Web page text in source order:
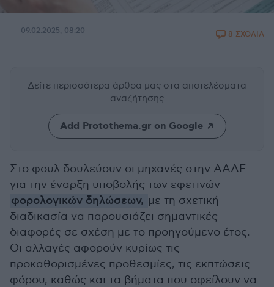
09.02.2025, 08:20 8 ΣΧΟΛΙΑ
Δείτε περισσότερα άρθρα μας στα αποτελέσματα
αναζήτησης
Add Protothema.gr on Google
Στο φουλ δουλεύουν οι μηχανές στην ΑΑΔΕ
για την έναρξη υποβολής των εφετινών
φορολογικών δηλώσεων, με τη σχετική
διαδικασία να παρουσιάζει σημαντικές
διαφορές σε σχέση με το προηγούμενο έτος.
Οι αλλαγές αφορούν κυρίως τις
προκαθορισμένες προθεσμίες, τις εκπτώσεις
φόρου, καθώς και τα βήματα που οφείλουν να